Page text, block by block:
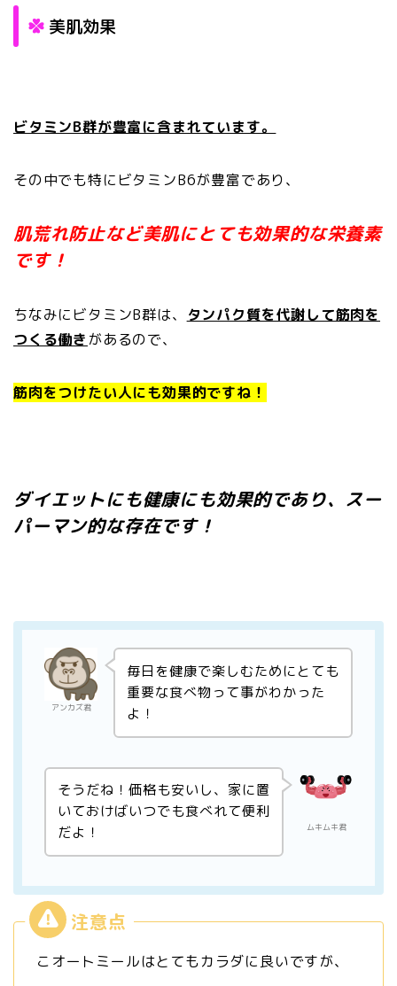
美肌効果
ビタミンB群が豊富に含まれています。
その中でも特にビタミンB6が豊富であり、
肌荒れ防止など美肌にとても効果的な栄養素
です！
ちなみにビタミンB群は、
タンパク質を代謝して筋肉を
つくる働き があるので、
筋肉をつけたい人にも効果的ですね！
ダイエットにも健康にも効果的であり、スー
パーマン的な存在です！
アンカズ君
毎日を健康で楽しむためにとても
重要な食べ物って事がわかった
よ！
ムキムキ君
そうだね！価格も安いし、家に置
いておけばいつでも食べれて便利
だよ！
こオートミールはとてもカラダに良いですが、